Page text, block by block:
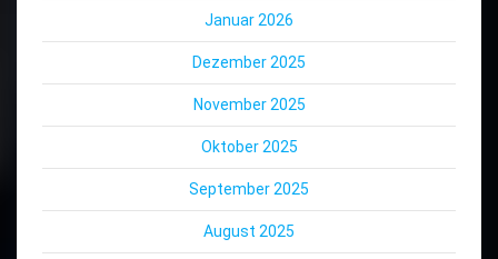
Januar 2026
Dezember 2025
November 2025
Oktober 2025
September 2025
August 2025